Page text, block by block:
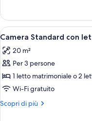
uso
singolo
Apri
tutte
le
foto
per
Camera
Standard
con
5
Camera Standard con
20 m²
Per 3 persone
1 letto matrimoniale o 2
Wi-Fi gratuito
Scopri di più
Altri